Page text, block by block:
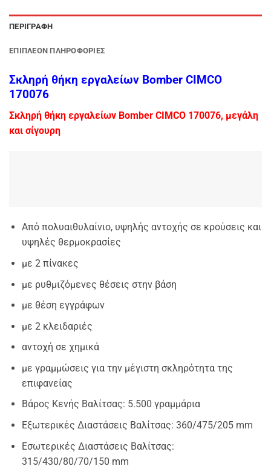
ΠΕΡΙΓΡΑΦΉ
ΕΠΙΠΛΈΟΝ ΠΛΗΡΟΦΟΡΊΕΣ
Σκληρή θήκη εργαλείων Bomber CIMCO
170076
Σκληρή θήκη εργαλείων Bomber CIMCO 170076, μεγάλη
και σίγουρη
Από πολυαιθυλαίνιο, υψηλής αντοχής σε κρούσεις και
υψηλές θερμοκρασίες
με 2 πίνακες
με ρυθμιζόμενες θέσεις στην βάση
με θέση εγγράφων
με 2 κλειδαριές
αντοχή σε χημικά
με γραμμώσεις για την μέγιστη σκληρότητα της
επιφανείας
Βάρος Κενής Βαλίτσας: 5.500 γραμμάρια
Εξωτερικές Διαστάσεις Βαλίτσας: 360/475/205 mm
Εσωτερικές Διαστάσεις Βαλίτσας:
315/430/80/70/150 mm